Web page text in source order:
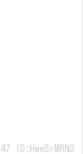
ID:HweSrMRN0